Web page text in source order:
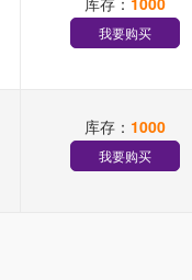
我要购买
库存： 1000
我要购买